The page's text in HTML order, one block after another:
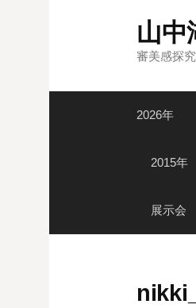
ツ
山中
審美感探
2026年
2015年
展示会